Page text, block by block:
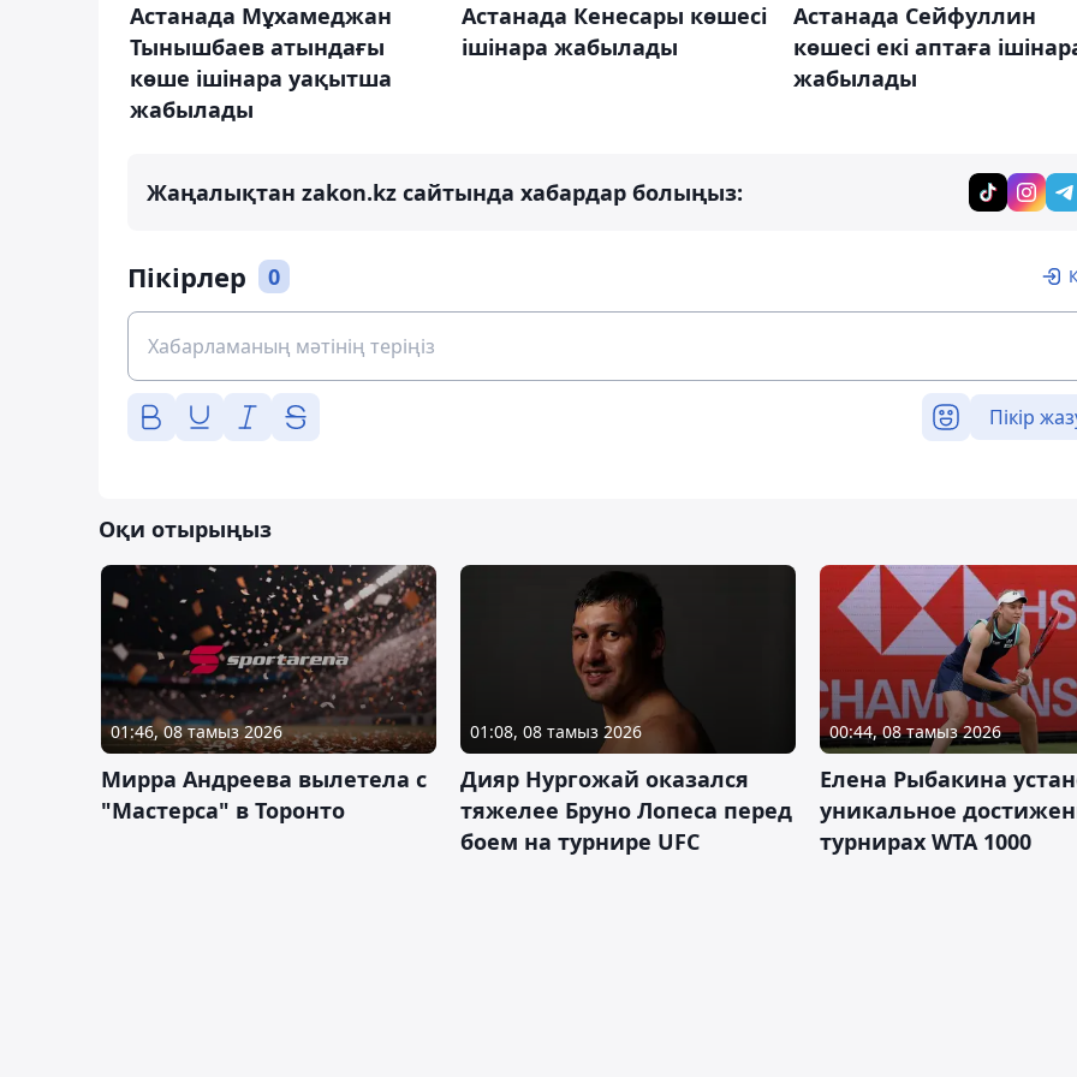
Астанада Мұхамеджан
Тынышбаев атындағы
көше ішінара уақытша
жабылады
Астанада Кенесары көшесі
ішінара жабылады
Астанада Сейфуллин
көшесі екі аптаға
жабылады
Жаңалықтан zakon.kz сайтында хабардар болыңыз:
Пікірлер 0
Пікір
Оқи отырыңыз
01:46, 08 тамыз 2026
Мирра Андреева вылетела с
"Мастерса" в Торонто
01:08, 08 тамыз 2026
Дияр Нургожай оказался
тяжелее Бруно Лопеса перед
боем на турнире UFC
00:44, 08 тамыз 2026
Елена Рыбакина
уникальное
турнирах WTA 1000